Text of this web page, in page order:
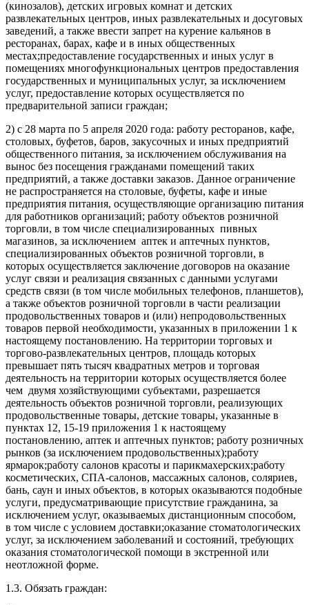
(кинозалов), детских игровых комнат и детских
развлекательных центров, иных развлекательных и досуговых
заведений, а также ввести запрет на курение кальянов в
ресторанах, барах, кафе и в иных общественных
местах;предоставление государственных и иных услуг в
помещениях многофункциональных центров предоставления
государственных и муниципальных услуг, за исключением
услуг, предоставление которых осуществляется по
предварительной записи граждан;
2) с 28 марта по 5 апреля 2020 года: работу ресторанов, кафе,
столовых, буфетов, баров, закусочных и иных предприятий
общественного питания, за исключением обслуживания на
вынос без посещения гражданами помещений таких
предприятий, а также доставки заказов. Данное ограничение
не распространяется на столовые, буфеты, кафе и иные
предприятия питания, осуществляющие организацию питания
для работников организаций; работу объектов розничной
торговли, в том числе специализированных пивных
магазинов, за исключением аптек и аптечных пунктов,
специализированных объектов розничной торговли, в
которых осуществляется заключение договоров на оказание
услуг связи и реализация связанных с данными услугами
средств связи (в том числе мобильных телефонов, планшетов),
а также объектов розничной торговли в части реализации
продовольственных товаров и (или) непродовольственных
товаров первой необходимости, указанных в приложении 1 к
настоящему постановлению. На территории торговых и
торгово-развлекательных центров, площадь которых
превышает пять тысяч квадратных метров и торговая
деятельность на территории которых осуществляется более
чем двумя хозяйствующими субъектами, разрешается
деятельность объектов розничной торговли, реализующих
продовольственные товары, детские товары, указанные в
пунктах 12, 15-19 приложения 1 к настоящему
постановлению, аптек и аптечных пунктов; работу розничных
рынков (за исключением продовольственных);работу
ярмарок;работу салонов красоты и парикмахерских;работу
косметических, СПА-салонов, массажных салонов, соляриев,
бань, саун и иных объектов, в которых оказываются подобные
услуги, предусматривающие присутствие гражданина, за
исключением услуг, оказываемых дистанционным способом,
в том числе с условием доставки;оказание стоматологических
услуг, за исключением заболеваний и состояний, требующих
оказания стоматологической помощи в экстренной или
неотложной форме.
1.3. Обязать граждан: